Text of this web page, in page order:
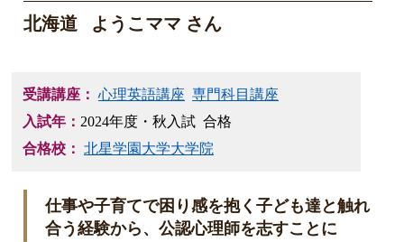
北海道 ようこママ さん
受講講座： 心理英語講座 専門科目講座
入試年： 2024年度・秋入試 合格
合格校： 北星学園大学大学院
仕事や子育てで困り感を抱く子ども達と触れ
合う経験から、公認心理師を志すことに